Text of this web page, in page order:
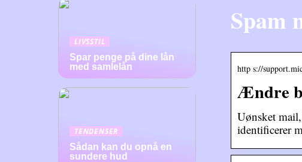
Spam
http s://
Ændre
Uønsket
identificerer
LIVSSTIL
Spar penge på dine lån
med samlelån
TENDENSER
Sådan kan du opnå en
sundere hud